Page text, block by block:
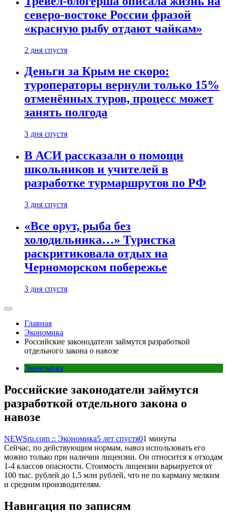
северо-востоке России фразой
«красную рыбу отдают чайкам»
2 дня спустя
Деньги за Крым не скоро:
туроператоры вернули только 15%
отменённых туров, процесс может
занять полгода
3 дня спустя
В АСИ рассказали о помощи
школьников и учителей в
разработке турмаршрутов по РФ
3 дня спустя
«Все орут, рыба без
холодильника…» Туристка
раскритиковала отдых на
Черноморском побережье
3 дня спустя
Главная
Экономика
Российские законодатели займутся разработкой
отдельного закона о навозе
Экономика
Российские законодатели займутся
разработкой отдельного закона о
навозе
NEWSru.com :: Экономика5 лет спустя01 минуты
Сейчас, по действующим нормам, навоз использовать его
можно только при наличии лицензии. Он относится к отходам
1-4 классов опасности. Стоимость лицензии варьируется от
100 тыс. рублей до 1,5 млн рублей, что не по карману мелким
и средним производителям.
Навигация по записям